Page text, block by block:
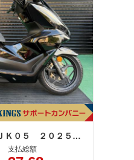
ホンダ ＰＣＸ１２５ ＪＫ０５ ２０２５年モデル レバー パールマゼラニックブラック
支払総額